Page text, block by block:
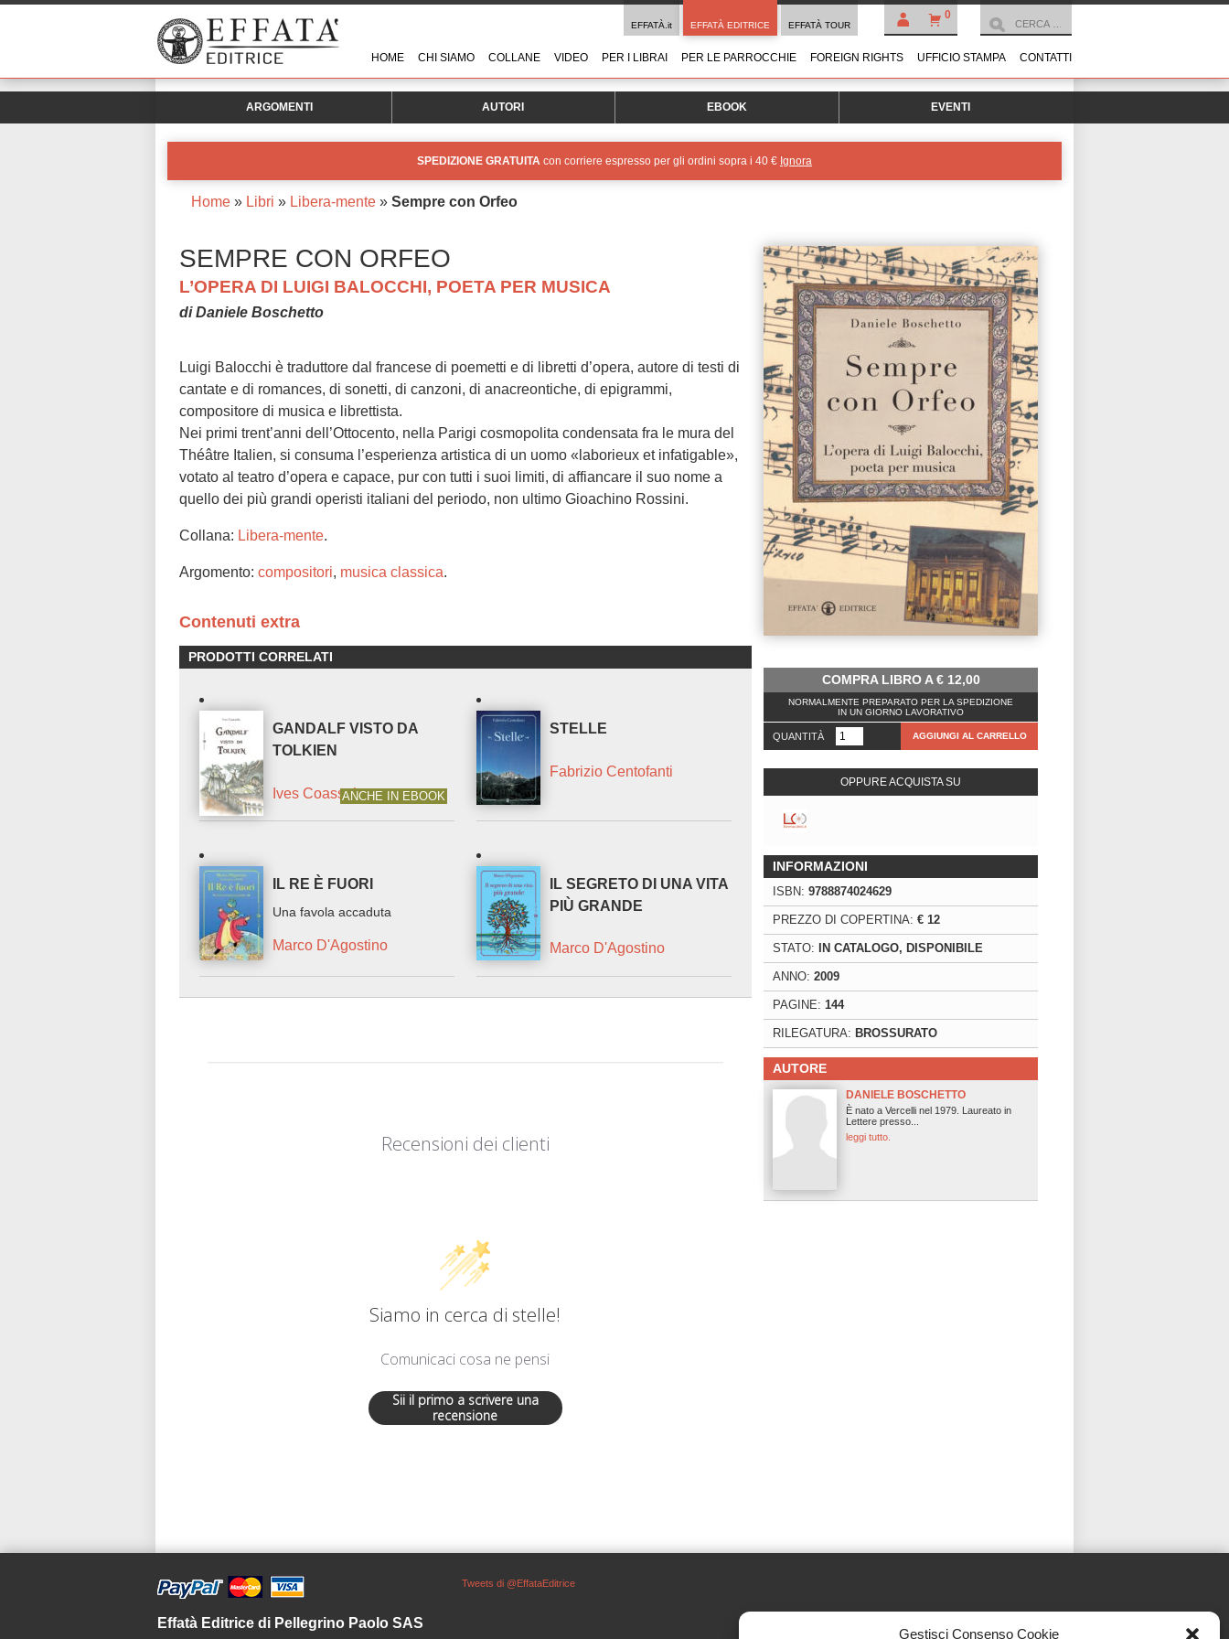
Gestisci Consenso Cookie
0
EFFATÀ.it EFFATÀ EDITRICE EFFATÀ TOUR
HOME CHI SIAMO COLLANE VIDEO PER I LIBRAI PER LE PARROCCHIE FOREIGN RIGHTS UFFICIO STAMPA CONTATTI
ARGOMENTI AUTORI EBOOK EVENTI
SPEDIZIONE GRATUITA con corriere espresso per gli ordini sopra i 40 € Ignora
Home » Libri » Libera-mente » Sempre con Orfeo
COMPRA LIBRO A€12,00
NORMALMENTE PREPARATO PER LA SPEDIZIONE
IN UN GIORNO LAVORATIVO
QUANTITÀ AGGIUNGI AL CARRELLO
OPPURE ACQUISTA SU
INFORMAZIONI
ISBN: 9788874024629
PREZZO DI COPERTINA: € 12
STATO: IN CATALOGO, DISPONIBILE
ANNO: 2009
PAGINE: 144
RILEGATURA: BROSSURATO
AUTORE
DANIELE BOSCHETTO
È nato a Vercelli nel 1979. Laureato in
Lettere presso...
leggi tutto.
SEMPRE CON ORFEO
L’OPERA DI LUIGI BALOCCHI, POETA PER MUSICA
di Daniele Boschetto
Luigi Balocchi è traduttore dal francese di poemetti e di libretti d’opera, autore di testi di
cantate e di romances, di sonetti, di canzoni, di anacreontiche, di epigrammi,
compositore di musica e librettista.
Nei primi trent’anni dell’Ottocento, nella Parigi cosmopolita condensata fra le mura del
Théâtre Italien, si consuma l’esperienza artistica di un uomo «laborieux et infatigable»,
votato al teatro d’opera e capace, pur con tutti i suoi limiti, di affiancare il suo nome a
quello dei più grandi operisti italiani del periodo, non ultimo Gioachino Rossini.
Collana: Libera-mente.
Argomento: compositori, musica classica.
Contenuti extra
PRODOTTI CORRELATI
GANDALF VISTO DA
TOLKIEN
Ives CoassoloANCHE IN EBOOK
STELLE
Fabrizio Centofanti
IL RE È FUORI
Una favola accaduta
Marco D'Agostino
IL SEGRETO DI UNA VITA
PIÙ GRANDE
Marco D'Agostino
Recensioni dei clienti
Siamo in cerca di stelle!
Comunicaci cosa ne pensi
Sii il primo a scrivere una
recensione
Effatà Editrice di Pellegrino Paolo SAS
Tweets di @EffataEditrice